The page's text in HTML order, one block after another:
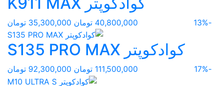
-13% 40,800,000 تومان 35,300,000 تومان
کوادکوپتر S135 PRO MAX
-17% 111,500,000 تومان 92,300,000 تومان